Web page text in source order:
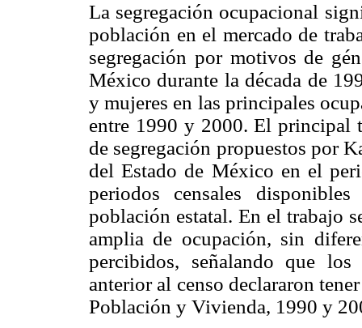
La segregación ocupacional
población en el mercado de
segregación por motivos de
México durante la década de
y mujeres en las principales
entre 1990 y 2000. El principal
de segregación propuestos por
del Estado de México en el
periodos censales
población estatal. En el trabajo
amplia de ocupación, sin
percibidos, señalando que
anterior al censo declararon
Población y Vivienda, 1990 y